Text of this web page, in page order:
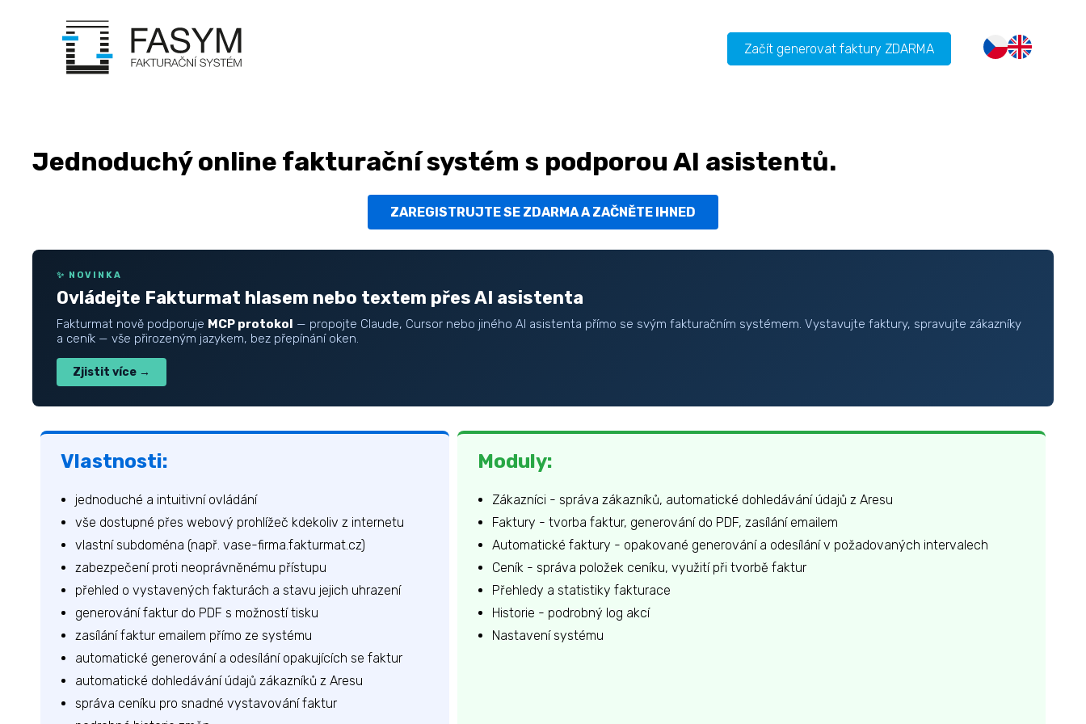
Začít generovat faktury ZDARMA
Jednoduchý online fakturační systém s podporou AI asistentů.
ZAREGISTRUJTE SE ZDARMA A ZAČNĚTE IHNED
✨ NOVINKA
Ovládejte Fakturmat hlasem nebo textem přes AI asistenta
Fakturmat nově podporuje MCP protokol — propojte Claude, Cursor nebo jiného AI asistenta přímo se svým fakturačním systémem. Vystavujte faktury, spravujte zákazníky
a ceník — vše přirozeným jazykem, bez přepínání oken.
Zjistit více →
Vlastnosti:
jednoduché a intuitivní ovládání
vše dostupné přes webový prohlížeč kdekoliv z internetu
vlastní subdoména (např. vase-firma.fakturmat.cz)
zabezpečení proti neoprávněnému přístupu
přehled o vystavených fakturách a stavu jejich uhrazení
generování faktur do PDF s možností tisku
zasílání faktur emailem přímo ze systému
automatické generování a odesílání opakujících se faktur
automatické dohledávání údajů zákazníků z Aresu
správa ceníku pro snadné vystavování faktur
Moduly:
Zákazníci - správa zákazníků, automatické dohledávání údajů z Aresu
Faktury - tvorba faktur, generování do PDF, zasílání emailem
Automatické faktury - opakované generování a odesílání v požadovaných intervalech
Ceník - správa položek ceníku, využití při tvorbě faktur
Přehledy a statistiky fakturace
Historie - podrobný log akcí
Nastavení systému